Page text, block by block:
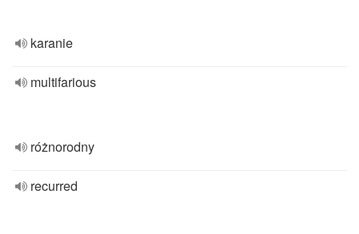
karanie
multifarious
różnorodny
recurred